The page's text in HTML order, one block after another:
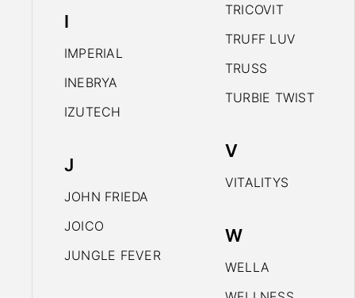
I
IMPERIAL
INEBRYA
IZUTECH
J
JOHN FRIEDA
JOICO
JUNGLE FEVER
TRICOVIT
TRUFF LUV
TRUSS
TURBIE TWIST
V
VITALITYS
W
WELLA